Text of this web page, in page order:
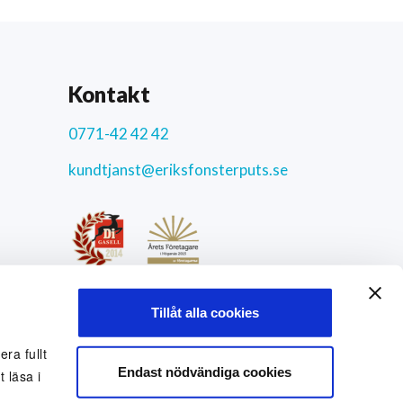
fullt
läsa i
Tillåt alla cookies
Endast nödvändiga cookies
Kontakt
0771-42 42 42
kundtjanst@eriksfonsterputs.se
Sociala medier